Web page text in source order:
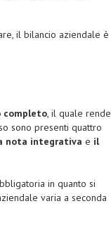
il bilancio aziendale è
completo, il quale rende
sono presenti quattro
nota integrativa e il
in quanto si
varia a seconda